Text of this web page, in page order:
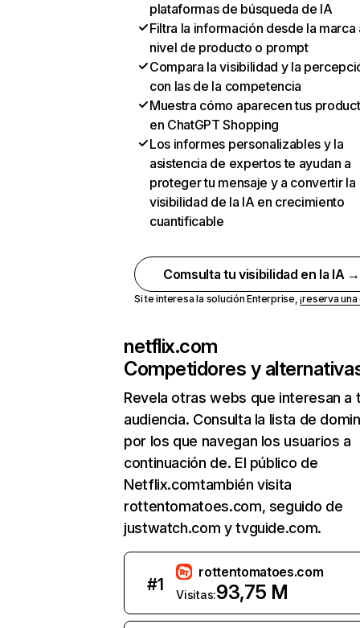
plataformas de búsqueda de IA
Filtra la información desde la marca
nivel de producto o prompt
Compara la visibilidad y la
con las de la competencia
Muestra cómo aparecen tus
en ChatGPT Shopping
Los informes personalizables y la
asistencia de expertos te ayudan a
proteger tu mensaje y a convertir la
visibilidad de la IA en crecimiento
cuantificable
Comsulta tu visibilidad en la IA →
Si te interesa la solución Enterprise,¡reserva
netflix.com
Competidores y
Revela otras webs que interesan a
audiencia. Consulta la lista de
por los que navegan los usuarios a
continuación de. El público de
Netflix.comtambién visita
rottentomatoes.com, seguido de
justwatch.com y tvguide.com.
#1
rottentomatoes.com
Visitas:93,75 M